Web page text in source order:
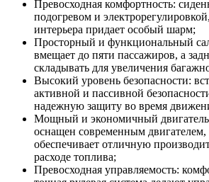
Превосходная комфортность:
подогревом и
интерьера придает особый шарм;
Просторный и функциональный
вмещает до пяти пассажиров, а
складывать для увеличения
Высокий уровень безопасности:
активной и пассивной
надежную защиту во время
Мощный и экономичный
оснащен современным двигателем,
обеспечивает отличную
расходе топлива;
Превосходная управляемость: